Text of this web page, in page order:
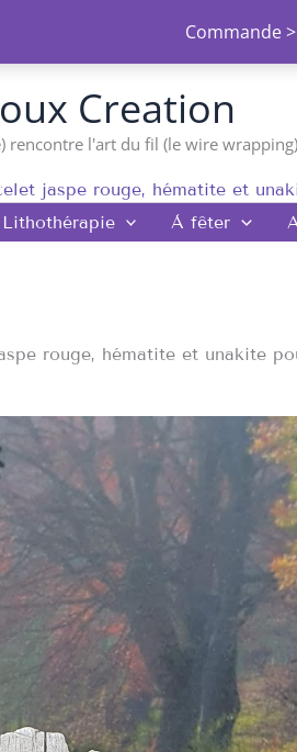
Commande
Creation
rencontre l'art du fil (le wire wrapping)
jaspe rouge, hématite et
À fêter
rouge, hématite et unakite